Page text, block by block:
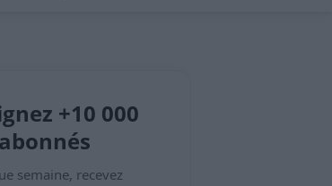
+10 000
abonnés
semaine, recevez